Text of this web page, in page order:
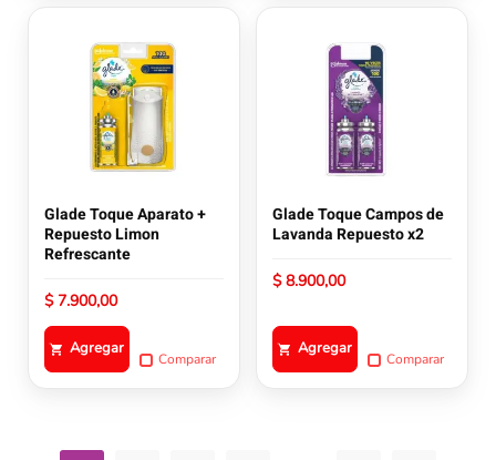
Glade Toque Aparato +
Repuesto Limon
Refrescante
$7.900,00
Agregar
Comparar
Glade Toque Campos de
Lavanda Repuesto x2
$8.900,00
Agregar
Comparar